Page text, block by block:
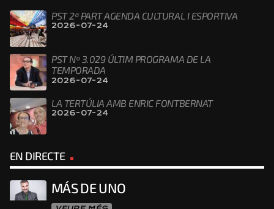
PST 2ª PART AGENDA CULTURAL I ESPORTIVA
2026-07-24
PST Nº 3.029 ÚLTIM PROGRAMA DE LA
TEMPORADA
2026-07-24
LA TERTÚLIA AMB ENRIC FONTBERNAT
2026-07-24
EN DIRECTE
MÁS DE UNO